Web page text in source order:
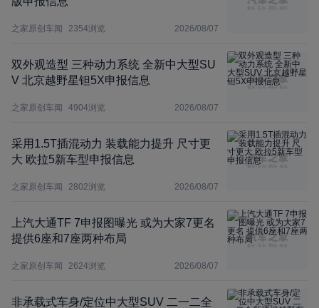
之家原创车闻 2354浏览 2026/08/07
双外观造型 三种动力系统 全新中大型SU
V 北京越野星钽5X申报信息
之家原创车闻 4904浏览 2026/08/07
采用1.5T插混动力 装载能力提升 尺寸更
大 欧拉5新车型申报信息
之家原创车闻 2802浏览 2026/08/07
上汽大通TF 7申报图曝光 或为大家7更名
提供6座和7座两种布局
之家原创车闻 2624浏览 2026/08/07
非承载式车身/定位中大型SUV 二一二全